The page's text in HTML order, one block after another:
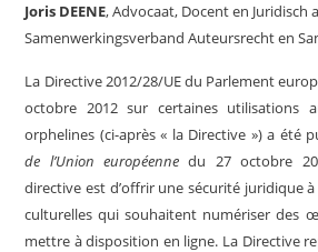
Joris DEENE, Advocaat, Docent en Juridisch
Samenwerkingsverband Auteursrecht en
La Directive 2012/28/UE du Parlement
octobre 2012 sur certaines utilisations
orphelines (ci-après « la Directive ») a été
de l’Union européenne du 27 octobre
directive est d’offrir une sécurité juridique
culturelles qui souhaitent numériser des
mettre à disposition en ligne. La Directive